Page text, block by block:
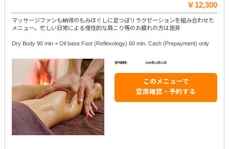
￥12,300
マッサージファンも納得のもみほぐしに足つぼリラクゼーションを組み合わせた
メニュー。忙しい日常による慢性的な肩こり等のお疲れの方は是非
Dry Body 90 min + Oil base Foot (Reflexology) 60 min. Cash (Prepayment) only
有効期限: 2099年12月31日
このメニューで
空席確認・予約する